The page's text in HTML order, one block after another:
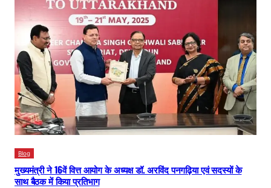
Blog
मुख्यमंत्री ने 16वें वित्त आयोग के अध्यक्ष डॉ. अरविंद पनगढ़िया एवं सदस्यों के
साथ बैठक में किया प्रतिभाग